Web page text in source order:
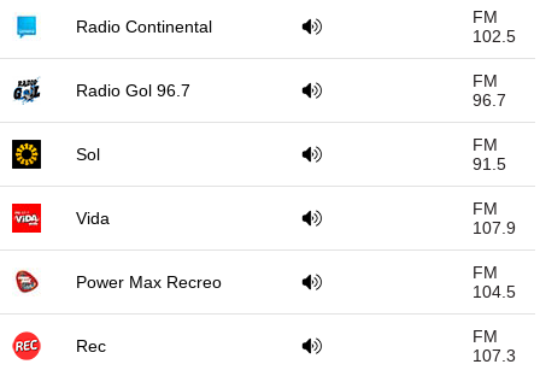
Radio Continental
FM
102.5
Radio Gol 96.7
FM
96.7
Sol
FM
91.5
Vida
FM
107.9
Power Max Recreo
FM
104.5
Rec
FM
107.3